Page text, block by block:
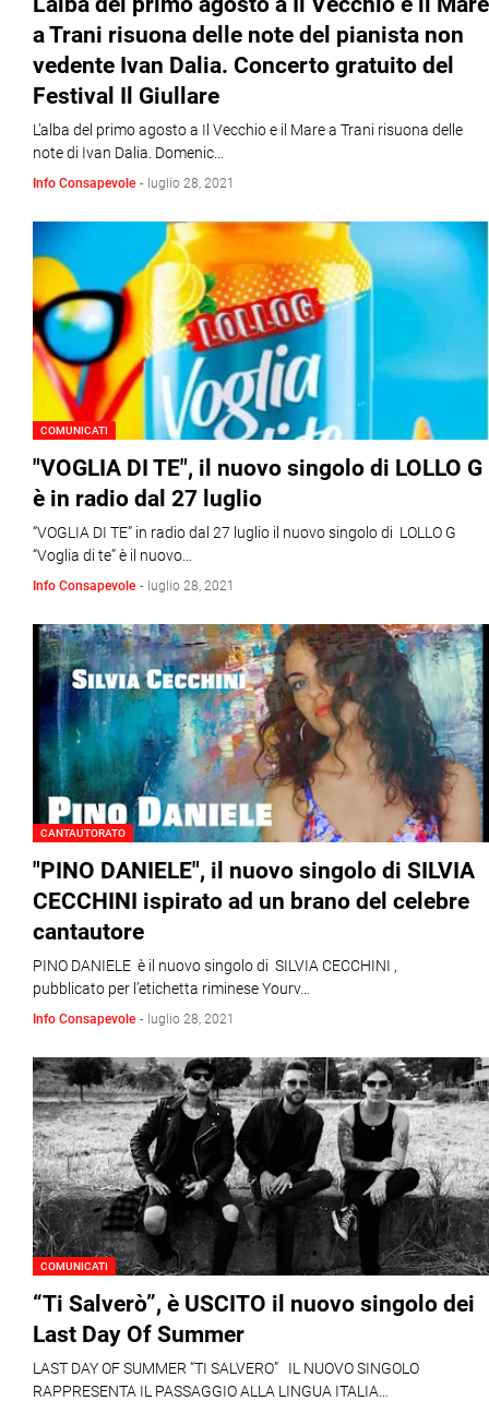
a Trani risuona delle note del pianista non
vedente Ivan Dalia. Concerto gratuito del
Festival Il Giullare
L’alba del primo agosto a Il Vecchio e il Mare a Trani risuona delle
note di Ivan Dalia. Domenic…
Info Consapevole - luglio 28, 2021
COMUNICATI
"VOGLIA DI TE", il nuovo singolo di LOLLO G
è in radio dal 27 luglio
“VOGLIA DI TE” in radio dal 27 luglio il nuovo singolo di LOLLO G
“Voglia di te” è il nuovo…
Info Consapevole - luglio 28, 2021
CANTAUTORATO
"PINO DANIELE", il nuovo singolo di SILVIA
CECCHINI ispirato ad un brano del celebre
cantautore
PINO DANIELE è il nuovo singolo di SILVIA CECCHINI ,
pubblicato per l’etichetta riminese Yourv…
Info Consapevole - luglio 28, 2021
COMUNICATI
“Ti Salverò”, è USCITO il nuovo singolo dei
Last Day Of Summer
LAST DAY OF SUMMER “TI SALVERO” IL NUOVO SINGOLO
RAPPRESENTA IL PASSAGGIO ALLA LINGUA ITALIA…